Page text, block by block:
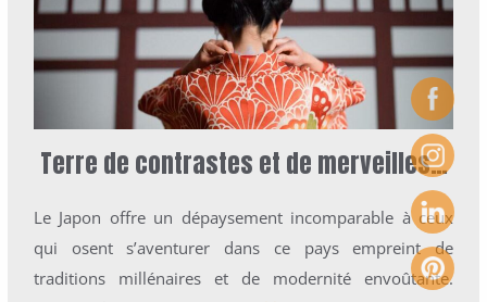
Terre de contrastes et de merveilles…
Le Japon offre un dépaysement incomparable à ceux
qui osent s’aventurer dans ce pays empreint de
traditions millénaires et de modernité envoûtante.